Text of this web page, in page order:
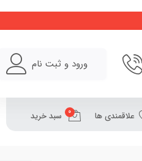
با
ورود و ثبت نام
علاقمندی ها 0 سبد خرید